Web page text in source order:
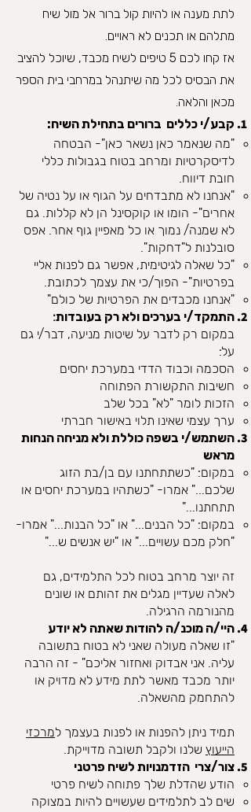
לתת מענה או להיות קול ברור אל מול שיח
מתלהם או תכנים לא ראויים.
אז קחו לכם 5 טיפים לשיח מכבד, שיוכל להציב
את הבסיס לכל מה שיתנהל במרחבי בית הספר
מכאן והלאה.
קבע/י כללים ברורים בתחילת השיח:
"מה שנאמר כאן נשאר כאן"- הבטחה
לדיסקרטיות ומרחב בטוח בגבולות כללי
חובת דיווח.
"אנחנו לא מתבדחים על הגוף או על נטיה של
אחרים"- הומו או קוקסינל הן לא קללות. גם
לא שמנה/ נמוך או כל מאפיין גוף אחר. אפס
סובלנות ל"דחקות".
"כל שאלה לגיטימית, אפשר גם לפנות אליי
בפרטיות"- הפוך/כי את עצמך לכתובת.
"אנחנו מכבדים את הפרטיות של כולם"
התמקד/י בערכים ולא רק בעובדות​:
במקום רק לדבר על שיטות מניעה, דבר/י גם
על:
הסכמה וכבוד הדדי במערכת יחסים
חשיבות התקשורת הפתוחה
הזכות לומר "לא" בכל שלב
ערך עצמי שאינו תלוי באישור חברתי
השתמש/י בשפה כוללת ולא מניחה הנחות
מראש
במקום: "כשתתחתנו עם בן/בת הזוג
שלכם..." אמרו- "כשתהיו במערכת יחסים או
תתחתנו..."
במקום: "כל הבנים..." או "כל הבנות..." אמרו-
"חלק מכם עשויים..." או "יש אנשים ש..."
זה יוצר מרחב בטוח לכל התלמידים, גם
לאלה שעדיין מגלים את זהותם או שונים
מהנורמה הרגילה.
היי/ה מוכנ/ה להודות שאתה לא יודע
"זו שאלה מעולה שאני לא בטוח בתשובה
עליה. אני אבדוק ואחזור אליכם" - זה הרבה
יותר מכבד מאשר לתת מידע לא מדויק או
להתחמק מהשאלה.
תמיד ניתן להפנות או לפנות בעצמך למרכזי
הייעוץ שלנו ולקבל תשובה מדוייקת.
צור/צרי הזדמנויות לשיח פרטני
הודע שהדלת שלך פתוחה לשיח פרטי
שים לב לתלמידים שעשויים להיות במצוקה